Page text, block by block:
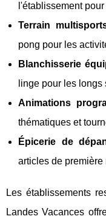
l'établissement
Terrain
pong pour les
Blanchisserie
linge pour les longs
Animations
thématiques et
Épicerie de
articles de première
Les établissements
Landes Vacances